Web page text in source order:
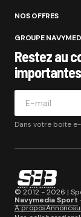
NOS OFFRES
GROUPE
Restez au
Dans votre boite
© 2012 - 2026 |
Navymedia Sport
A propos